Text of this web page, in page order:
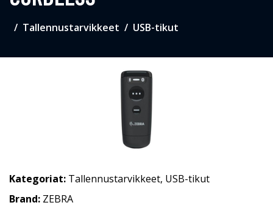
Tallennustarvikkeet USB-tikut
Kategoriat: Tallennustarvikkeet, USB-tikut
Brand: ZEBRA